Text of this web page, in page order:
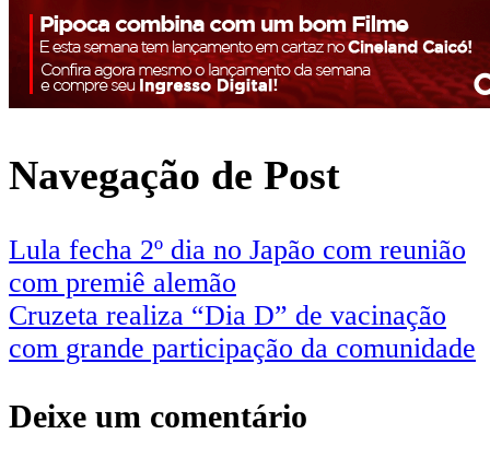
Navegação de Post
Lula fecha 2º dia no Japão com reunião
com premiê alemão
Cruzeta realiza “Dia D” de vacinação
com grande participação da comunidade
Deixe um comentário